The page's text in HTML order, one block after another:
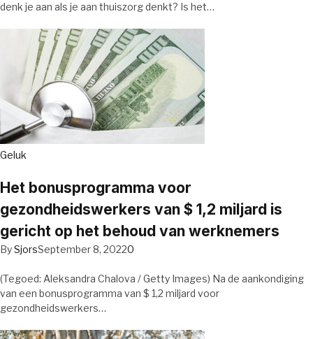
denk je aan als je aan thuiszorg denkt? Is het…
Geluk
Het bonusprogramma voor
gezondheidswerkers van $ 1,2 miljard is
gericht op het behoud van werknemers
BySjorsSeptember 8, 20220
(Tegoed: Aleksandra Chalova / Getty Images) Na de aankondiging
van een bonusprogramma van $ 1,2 miljard voor
gezondheidswerkers…